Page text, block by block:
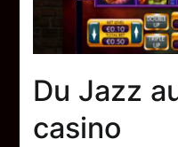
Du Jazz
casino